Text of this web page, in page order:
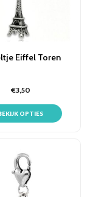
Eiffel Toren
€3,50
OPTIES